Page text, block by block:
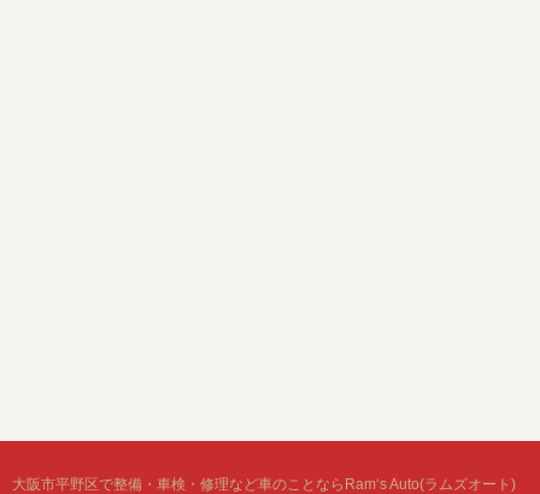
大阪市平野区で整備・車検・修理など車のことならRam‘s Auto(ラムズオート)